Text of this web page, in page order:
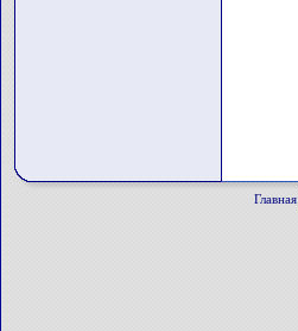
Главная